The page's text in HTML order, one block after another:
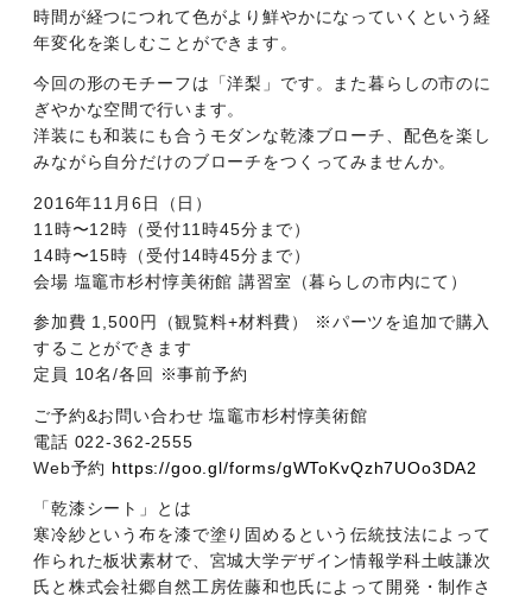
時間が経つにつれて色がより鮮やかになっていくという経
年変化を楽しむことができます。
今回の形のモチーフは「洋梨」です。また暮らしの市のに
ぎやかな空間で行います。
洋装にも和装にも合うモダンな乾漆ブローチ、配色を楽し
みながら自分だけのブローチをつくってみませんか。
2016年11月6日（日）
11時〜12時（受付11時45分まで）
14時〜15時（受付14時45分まで）
会場 塩竈市杉村惇美術館 講習室（暮らしの市内にて）
参加費 1,500円（観覧料+材料費） ※パーツを追加で購入
することができます
定員 10名/各回 ※事前予約
ご予約&お問い合わせ 塩竈市杉村惇美術館
電話 022-362-2555
Web予約 https://goo.gl/forms/gWToKvQzh7UOo3DA2
「乾漆シート」とは
寒冷紗という布を漆で塗り固めるという伝統技法によって
作られた板状素材で、宮城大学デザイン情報学科土岐謙次
氏と株式会社郷自然工房佐藤和也氏によって開発・制作さ